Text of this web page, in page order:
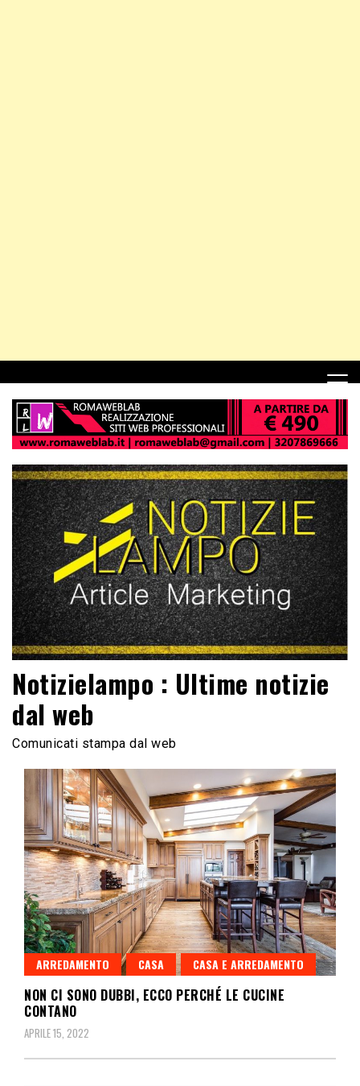
Notizielampo : Ultime notizie
dal web
Comunicati stampa dal web
ARREDAMENTO CASA CASA E ARREDAMENTO
NON CI SONO DUBBI, ECCO PERCHÉ LE CUCINE
CONTANO
APRILE 15, 2022